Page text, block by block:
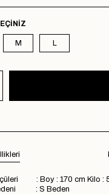
M L
: Boy : 170 cm Kilo :
: S Beden